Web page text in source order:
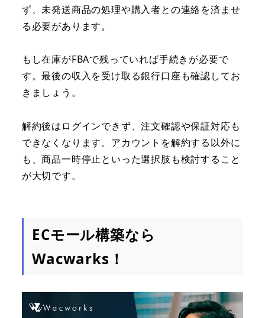
ず、未発送商品の処理や購入者との連絡を済ませ
る必要があります。
もし在庫がFBAで残っていれば手続きが必要で
す。最後の収入を受け取る銀行口座も確認してお
きましょう。
解約後はログインできず、注文確認や保証対応も
できなくなります。アカウントを解約する以外に
も、商品一時停止といった選択肢も検討すること
が大切です。
ECモール構築なら
Wacwarks！